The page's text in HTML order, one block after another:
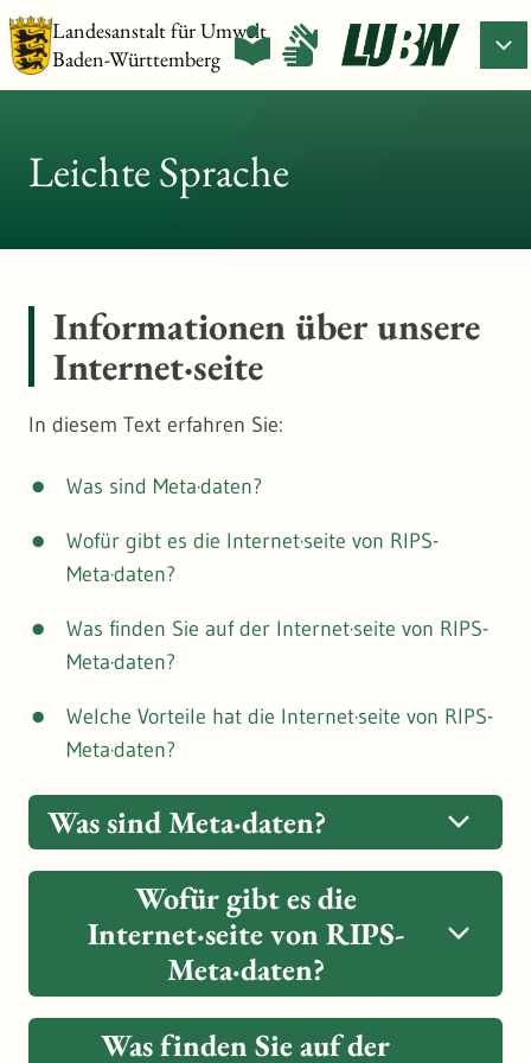
Landesanstalt für Umwelt
Baden-Württemberg
Leichte Sprache
Informationen über unsere
Internet·seite
In diesem Text erfahren Sie:
Was sind Meta·daten?
Wofür gibt es die Internet·seite von RIPS-
Meta·daten?
Was finden Sie auf der Internet·seite von RIPS-
Meta·daten?
Welche Vorteile hat die Internet·seite von RIPS-
Meta·daten?
Was sind Meta·daten?
Daten ist ein anderes Wort für Informationen.
Meta·daten sind besondere Informationen.
Meta·daten sind nämlich Zusatz·informationen.
Ein Beispiel:
Wofür gibt es die
Internet·seite von RIPS-
Meta·daten?
RIPS ist die Abkürzung für:
Was finden Sie auf der